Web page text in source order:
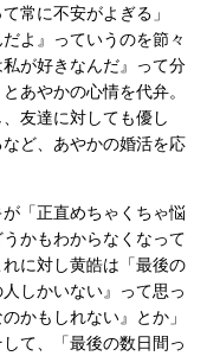
常に不安がよぎる」
よ』っていうのを節々
が好きなんだ』って分
あやかの心情を代弁。
友達に対しても優し
ど、あやかの婚活を応
「正直めちゃくちゃ悩
かもわからなくなって
に対し黄皓は「最後の
しかいない』って思っ
かもしれない』とか」
て、「最後の数日間っ